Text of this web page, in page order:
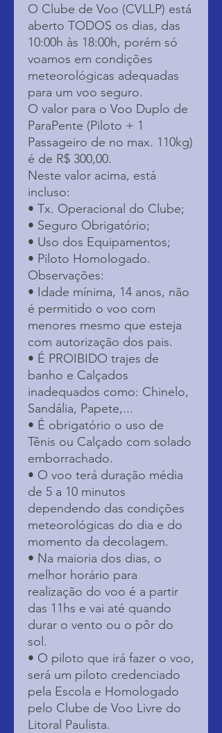
O Clube de Voo (CVLLP) está
aberto TODOS os dias, das
10:00h às 18:00h, porém só
voamos em condições
meteorológicas adequadas
para um voo seguro.
O valor para o Voo Duplo de
ParaPente (Piloto + 1
Passageiro de no max. 110kg)
é de R$ 300,00.
Neste valor acima, está
incluso:
• Tx. Operacional do Clube;
• Seguro Obrigatório;
• Uso dos Equipamentos;
• Piloto Homologado.
Observações:
• Idade mínima, 14 anos, não
é permitido o voo com
menores mesmo que esteja
com autorização dos pais.
• É PROIBIDO trajes de
banho e Calçados
inadequados como: Chinelo,
Sandália, Papete,...
• É obrigatório o uso de
Tênis ou Calçado com solado
emborrachado.
• O voo terá duração média
de 5 a 10 minutos
dependendo das condições
meteorológicas do dia e do
momento da decolagem.
• Na maioria dos dias, o
melhor horário para
realização do voo é a partir
das 11hs e vai até quando
durar o vento ou o pôr do
sol.
• O piloto que irá fazer o voo,
será um piloto credenciado
pela Escola e Homologado
pelo Clube de Voo Livre do
Litoral Paulista.